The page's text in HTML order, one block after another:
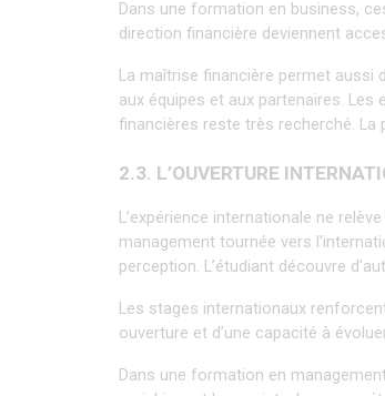
Dans une formation en business,
direction financière deviennent
La maîtrise financière permet aussi
aux équipes et aux partenaires.
financières reste très recherché.
2.3. L’OUVERTURE
L’expérience internationale ne
management tournée vers
perception. L’étudiant découvre
Les stages internationaux
ouverture et d’une capacité à
Dans une formation en